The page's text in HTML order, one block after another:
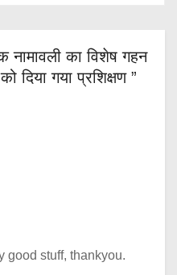
नामावली का विशेष गहन
दिया गया प्रशिक्षण ”
good stuff, thankyou.